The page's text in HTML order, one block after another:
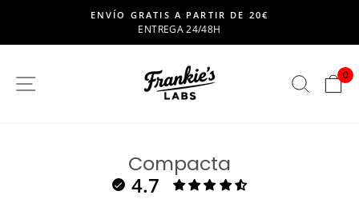
contenido
Pausar
de
diapositivas
-20% EXTRA EN TODAS TUS FÓRMULAS
SITIO DE NAVEGACION 0
Compacta
4.7